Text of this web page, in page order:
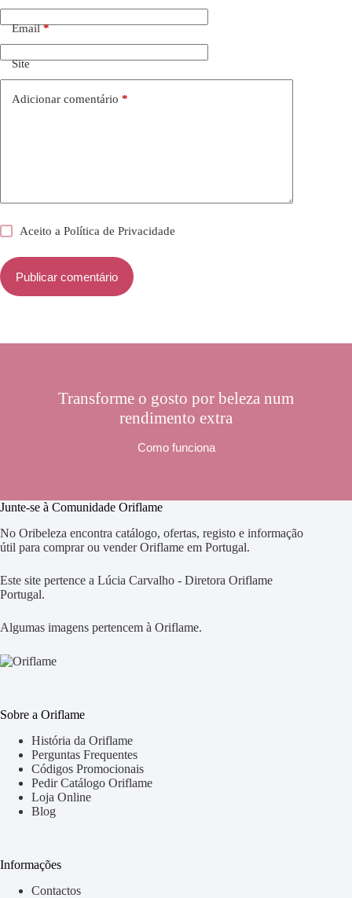
Email*
Site
Adicionar comentário *
Aceito aPolítica de Privacidade
Publicar comentário
Transforme o gosto por beleza num
rendimento extra
Como funciona
Junte-se à Comunidade Oriflame
No Oribeleza encontra catálogo, ofertas, registo e informação
útil para comprar ou vender Oriflame em Portugal.
Este site pertence a Lúcia Carvalho - Diretora Oriflame
Portugal.
Algumas imagens pertencem à Oriflame.
Sobre a Oriflame
História da Oriflame
Perguntas Frequentes
Códigos Promocionais
Pedir Catálogo Oriflame
Loja Online
Blog
Informações
Contactos